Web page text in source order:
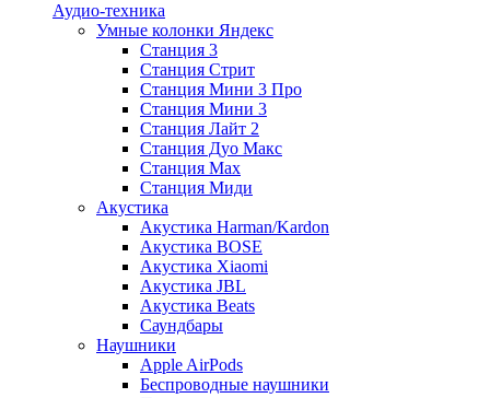
Аудио-техника
Умные колонки Яндекс
Станция 3
Станция Стрит
Станция Мини 3 Про
Станция Мини 3
Станция Лайт 2
Станция Дуо Макс
Станция Max
Станция Миди
Акустика
Акустика Harman/Kardon
Акустика BOSE
Акустика Xiaomi
Акустика JBL
Акустика Beats
Саундбары
Наушники
Apple AirPods
Беспроводные наушники